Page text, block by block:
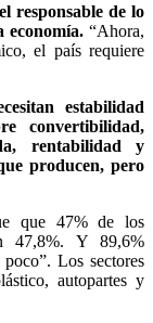
responsable de lo
economía.“Ahora,
el país requiere
estabilidad
convertibilidad,
rentabilidad y
producen, pero
que 47% de los
47,8%. Y 89,6%
Los sectores
autopartes y